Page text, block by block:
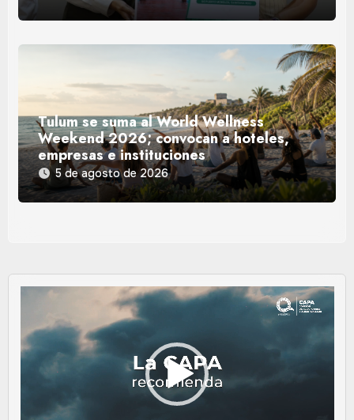
Tulum se suma al World Wellness
Weekend 2026; convocan a hoteles,
empresas e instituciones
5 de agosto de 2026
Reproductor
vídeo